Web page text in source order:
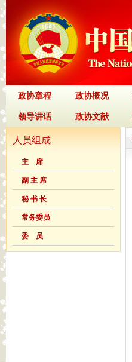
政协章程 政协概况
领导讲话 政协文献
人员组成
主 席
副 主 席
秘 书 长
常务委员
委 员